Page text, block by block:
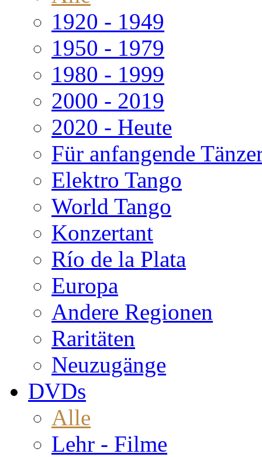
1920 - 1949
1950 - 1979
1980 - 1999
2000 - 2019
2020 - Heute
Für anfangende
Elektro Tango
World Tango
Konzertant
Río de la Plata
Europa
Andere Regionen
Raritäten
Neuzugänge
DVDs
Alle
Lehr - Filme